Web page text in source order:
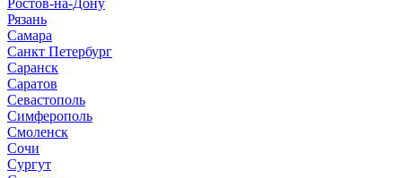
Ростов-на-Дону
Рязань
Самара
Санкт Петербург
Саранск
Саратов
Севастополь
Симферополь
Смоленск
Сочи
Сургут